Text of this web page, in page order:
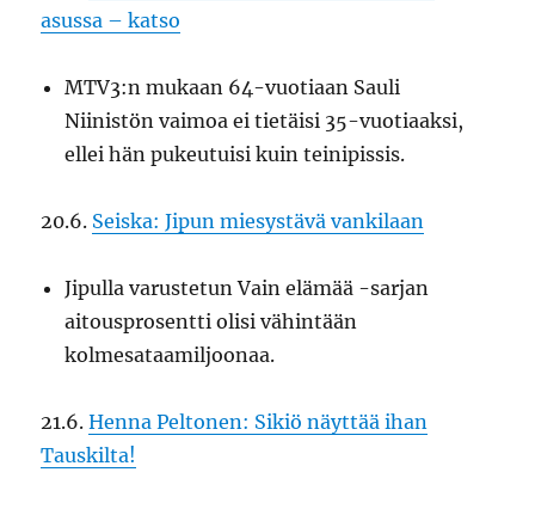
asussa – katso
MTV3:n mukaan 64-vuotiaan Sauli
Niinistön vaimoa ei tietäisi 35-vuotiaaksi,
ellei hän pukeutuisi kuin teinipissis.
20.6. Seiska: Jipun miesystävä vankilaan
Jipulla varustetun Vain elämää -sarjan
aitousprosentti olisi vähintään
kolmesataamiljoonaa.
21.6.Henna Peltonen: Sikiö näyttää ihan
Tauskilta!